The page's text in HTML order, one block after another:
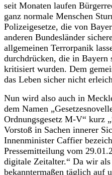
seit Monaten laufen
ganz normale Menschen
Polizeigesetze, die von
anderen Bundesländer
allgemeinen Terrorpanik
durchdrücken, die in Bayern
kritisiert wurden. Dem
das Leben sicher nicht
Nun wird also auch in
dem Namen
Ordnungsgesetz M-V“ kurz
Vorstoß in Sachen innerer
Innenminister Caffier
Pressemitteilung vom
digitale Zeitalter.“ Da wir
bekanntermaßen täglich auf